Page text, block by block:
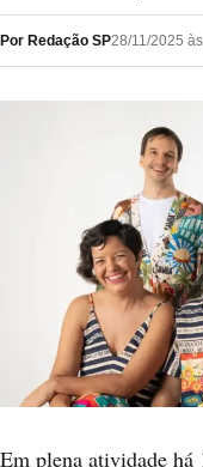
Por Redação SP28/11/2025
Em plena atividade há